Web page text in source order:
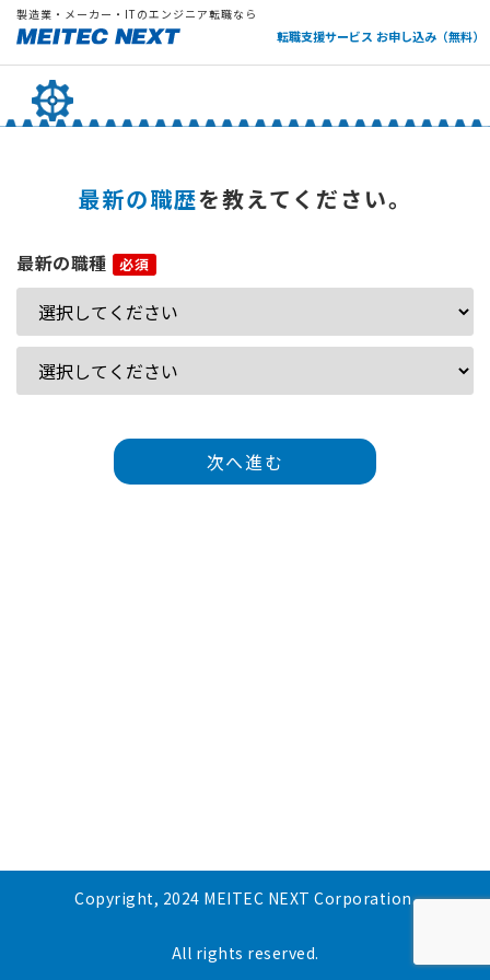
製造業・メーカー・ITのエンジニア転職なら
転職支援サービス お申し込み（無料）
最新の職歴を教えてください。
最新の職種
次へ進む
Copyright, 2024 MEITEC NEXT Corporation.
All rights reserved.